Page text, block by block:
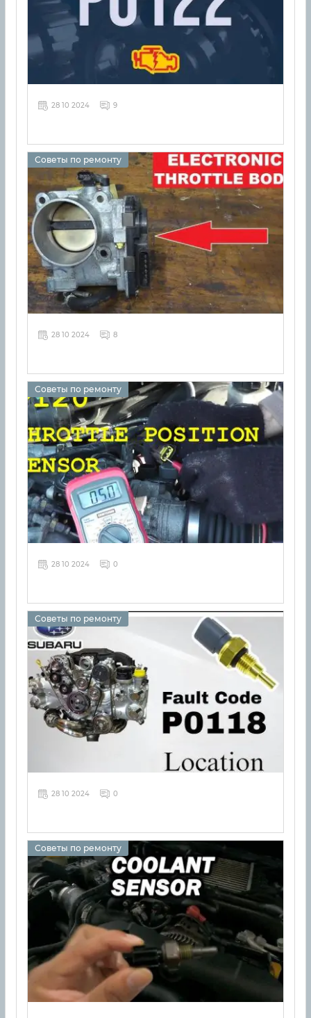
28 10 2024 9
Советы по ремонту
28 10 2024 8
Советы по ремонту
28 10 2024 0
Советы по ремонту
28 10 2024 0
Советы по ремонту